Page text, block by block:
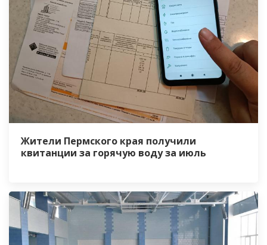
Жители Пермского края получили
квитанции за горячую воду за июль